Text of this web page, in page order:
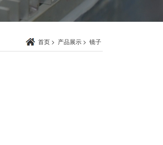
首页 > 产品展示 > 镜子